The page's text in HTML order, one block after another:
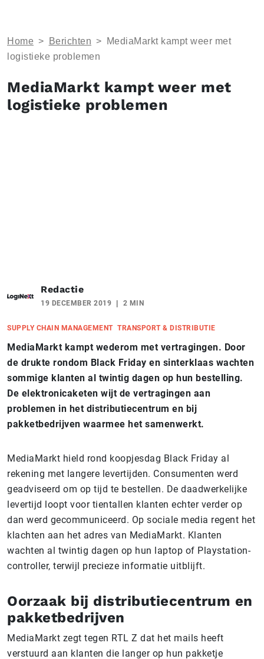
Home > Berichten >
MediaMarkt kampt weer met
logistieke problemen
MediaMarkt kampt weer met
logistieke problemen
Redactie
19 DECEMBER 2019 2 MIN
SUPPLY CHAIN MANAGEMENT TRANSPORT & DISTRIBUTIE
MediaMarkt kampt wederom met vertragingen. Door
de drukte rondom Black Friday en sinterklaas wachten
sommige klanten al twintig dagen op hun bestelling.
De elektronicaketen wijt de vertragingen aan
problemen in het distributiecentrum en bij
pakketbedrijven waarmee het samenwerkt.
MediaMarkt hield rond koopjesdag Black Friday al
rekening met langere levertijden. Consumenten werd
geadviseerd om op tijd te bestellen. De daadwerkelijke
levertijd loopt voor tientallen klanten echter verder op
dan werd gecommuniceerd. Op sociale media regent het
klachten aan het adres van MediaMarkt. Klanten
wachten al twintig dagen op hun laptop of Playstation-
controller, terwijl precieze informatie uitblijft.
Oorzaak bij distributiecentrum en
pakketbedrijven
MediaMarkt zegt tegen RTL Z dat het mails heeft
verstuurd aan klanten die langer op hun pakketje